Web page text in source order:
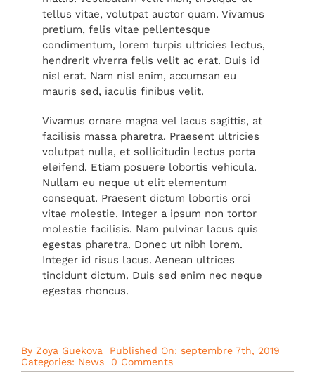
tellus vitae, volutpat auctor quam. Vivamus
pretium, felis vitae pellentesque
condimentum, lorem turpis ultricies lectus,
hendrerit viverra felis velit ac erat. Duis id
nisl erat. Nam nisl enim, accumsan eu
mauris sed, iaculis finibus velit.
Vivamus ornare magna vel lacus sagittis, at
facilisis massa pharetra. Praesent ultricies
volutpat nulla, et sollicitudin lectus porta
eleifend. Etiam posuere lobortis vehicula.
Nullam eu neque ut elit elementum
consequat. Praesent dictum lobortis orci
vitae molestie. Integer a ipsum non tortor
molestie facilisis. Nam pulvinar lacus quis
egestas pharetra. Donec ut nibh lorem.
Integer id risus lacus. Aenean ultrices
tincidunt dictum. Duis sed enim nec neque
egestas rhoncus.
By Zoya Guekova
Published On: septembre 7th, 2019
Categories: News 0 Commentson
Balanced